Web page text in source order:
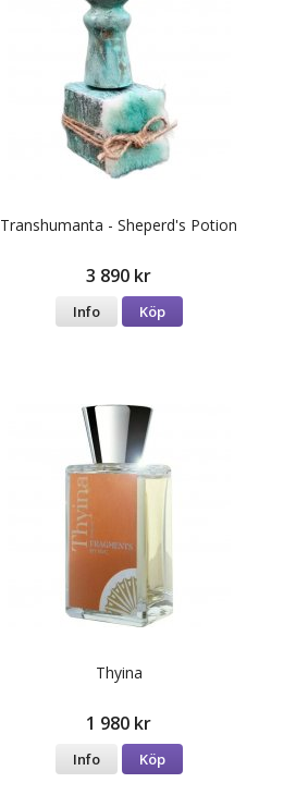
Transhumanta - Sheperd's Potion
3 890 kr
Info Köp
Thyina
1 980 kr
Info Köp